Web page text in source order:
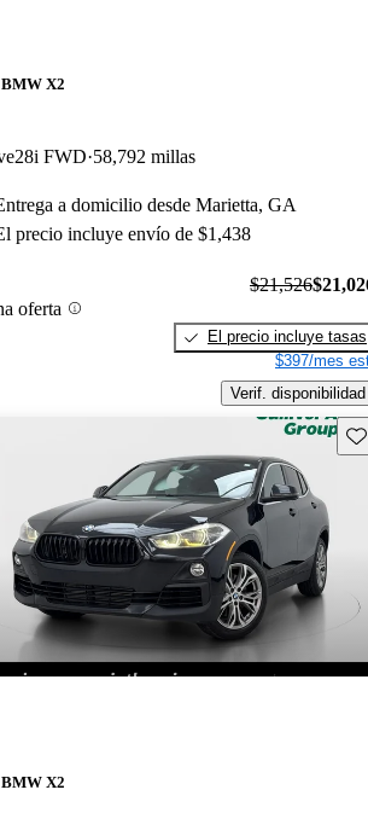
X2
FWD 58,792 millas
a domicilio desde Marietta, GA
precio incluye envío de $1,438
oferta
$21,526
El precio incluye tasas
$397/mes
Verif. disponibilidad
Aviso
X2